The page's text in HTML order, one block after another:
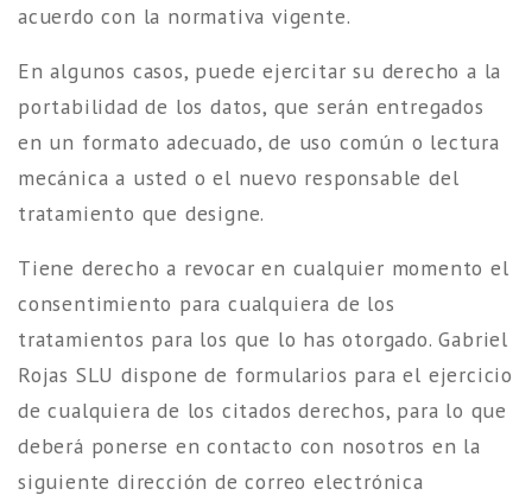
acuerdo con la normativa vigente.
En algunos casos, puede ejercitar su derecho a la
portabilidad de los datos, que serán entregados
en un formato adecuado, de uso común o lectura
mecánica a usted o el nuevo responsable del
tratamiento que designe.
Tiene derecho a revocar en cualquier momento el
consentimiento para cualquiera de los
tratamientos para los que lo has otorgado. Gabriel
Rojas SLU dispone de formularios para el ejercicio
de cualquiera de los citados derechos, para lo que
deberá ponerse en contacto con nosotros en la
siguiente dirección de correo electrónica